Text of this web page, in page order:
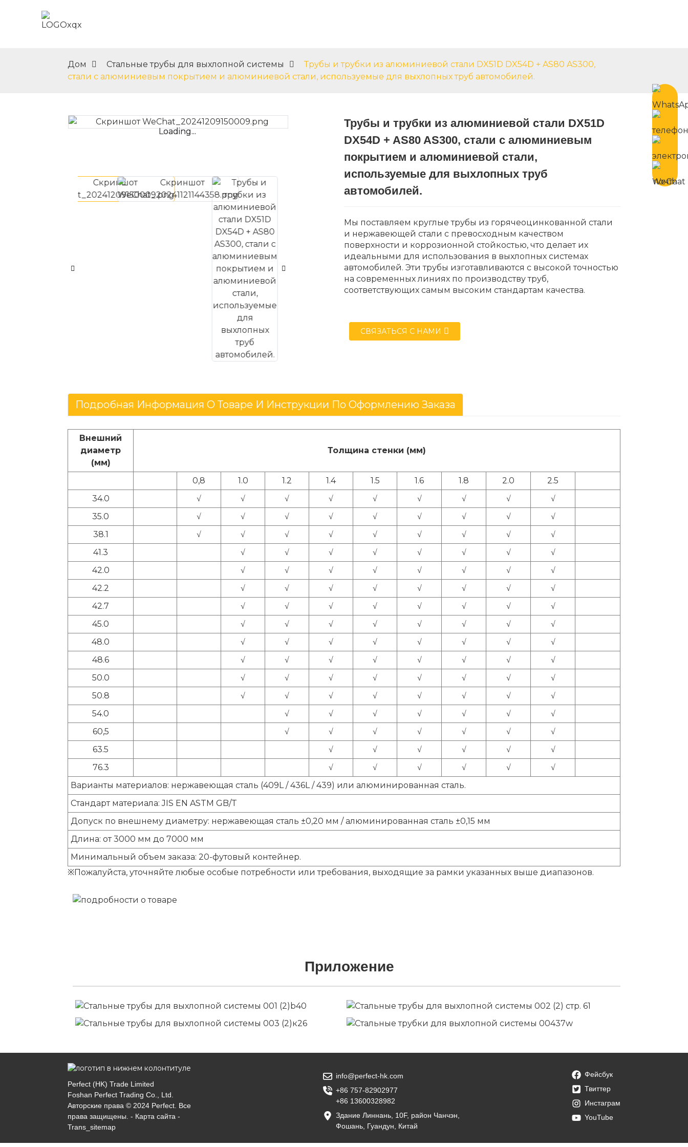
Дом Стальные трубы для выхлопной системы
Трубы и трубки из алюминиевой стали DX51D DX54D + AS80 AS300,
стали с алюминиевым покрытием и алюминиевой стали, используемые для выхлопных труб автомобилей.
Loading...
Loading... Loading...
Loading...
Трубы и трубки из алюминиевой стали DX51D
DX54D + AS80 AS300, стали с алюминиевым
покрытием и алюминиевой стали,
используемые для выхлопных труб
автомобилей.
Мы поставляем круглые трубы из горячеоцинкованной стали
и нержавеющей стали с превосходным качеством
поверхности и коррозионной стойкостью, что делает их
идеальными для использования в выхлопных системах
автомобилей. Эти трубы изготавливаются с высокой точностью
на современных линиях по производству труб,
соответствующих самым высоким стандартам качества.
СВЯЗАТЬСЯ С НАМИ
Подробная Информация О Товаре И Инструкции По Оформлению Заказа
Внешний
диаметр
(мм)
Толщина стенки (мм)
0,8 1.0 1.2 1.4 1.5 1.6 1.8 2.0
2.5
34.0
√ √ √ √ √ √ √ √
√
35.0
√ √ √ √ √ √ √ √
√
38.1
√ √ √ √ √ √ √ √
√
41.3
√ √ √ √ √ √ √
√
42.0
√ √ √ √ √ √ √
√
42.2
√ √ √ √ √ √ √
√
42.7
√ √ √ √ √ √ √
√
45.0
√ √ √ √ √ √ √
√
48.0
√ √ √ √ √ √ √
√
48.6
√ √ √ √ √ √ √
√
50.0
√ √ √ √ √ √ √
√
50.8
√ √ √ √ √ √ √
√
54.0
√ √ √ √ √ √
√
60,5
√ √ √ √ √ √
√
63.5
√ √ √ √ √
√
76.3
√ √ √ √ √
√
Варианты материалов: нержавеющая сталь (409L / 436L / 439) или алюминированная сталь.
Стандарт материала: JIS EN ASTM GB/T
Допуск по внешнему диаметру: нержавеющая сталь ±0,20 мм / алюминированная сталь ±0,15 мм
Длина: от 3000 мм до 7000 мм
Минимальный объем заказа: 20-футовый контейнер.
※Пожалуйста, уточняйте любые особые потребности или требования, выходящие за рамки указанных выше диапазонов.
Приложение
Perfect (HK) Trade Limited
Foshan Perfect Trading Co., Ltd.
Авторские права © 2024 Perfect. Все
права защищены. - Карта сайта -
Trans_sitemap
info@perfect-hk.com
+86 757-82902977
+86 13600328982
Здание Линнань, 10F, район Чанчэн,
Фошань, Гуандун, Китай
Фейсбук
Твиттер
Инстаграм
YouTube